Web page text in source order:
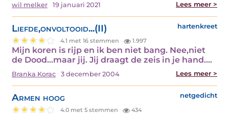
wil melker 19 januari 2021 Lees meer >
Liefde,onvoltooid...(II) hartenkreet
4.1 met 16 stemmen 1.997
Mijn koren is rijp en ik ben niet bang. Nee,niet
de Dood...maar jij. Jij draagt de zeis in je hand.…
Branka Korac 3 december 2004 Lees meer >
Armen hoog netgedicht
4.0 met 5 stemmen 434